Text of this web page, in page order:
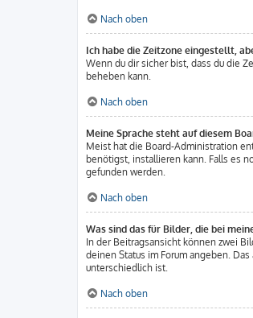
Nach oben
Ich habe die Zeitzone eingestellt,
Wenn du dir sicher bist, dass du die
beheben kann.
Nach oben
Meine Sprache steht auf diesem
Meist hat die Board-Administration
benötigst, installieren kann. Falls es
gefunden werden.
Nach oben
Was sind das für Bilder, die bei
In der Beitragsansicht können zwei
deinen Status im Forum angeben.
unterschiedlich ist.
Nach oben